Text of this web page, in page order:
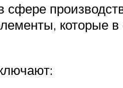
сфере
которые